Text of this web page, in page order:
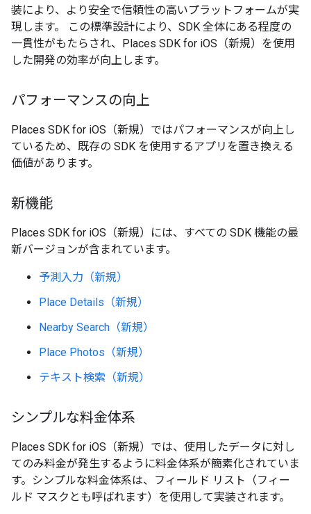
装により、より安全で信頼性の高いプラットフォームが実
現します。 この標準設計により、SDK 全体にある程度の
一貫性がもたらされ、Places SDK for iOS（新規）を使用
した開発の効率が向上します。
パフォーマンスの向上
Places SDK for iOS（新規）ではパフォーマンスが向上し
ているため、既存の SDK を使用するアプリを置き換える
価値があります。
新機能
Places SDK for iOS（新規）には、すべての SDK 機能の最
新バージョンが含まれています。
予測入力（新規）
Place Details（新規）
Nearby Search（新規）
Place Photos（新規）
テキスト検索（新規）
シンプルな料金体系
Places SDK for iOS（新規）では、使用したデータに対し
てのみ料金が発生するように料金体系が簡素化されていま
す。シンプルな料金体系は、フィールド リスト（フィー
ルド マスクとも呼ばれます）を使用して実装されます。